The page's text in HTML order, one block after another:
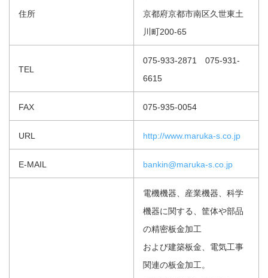
住所
京都府京都市南区久世東土
川町200-65
TEL
075-933-2871 075-931-
6615
FAX 075-935-0054
URL http://www.maruka-s.co.jp
E-MAIL bankin@maruka-s.co.jp
電機機器、産業機器、科学
機器に関する、筐体や部品
の精密板金加工
および建築板金、電気工事
関連の板金加工。